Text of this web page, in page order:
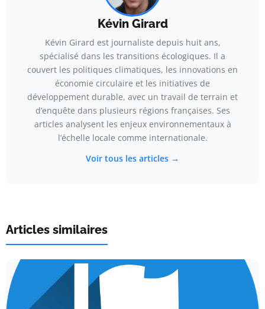
Kévin Girard
Kévin Girard est journaliste depuis huit ans,
spécialisé dans les transitions écologiques. Il a
couvert les politiques climatiques, les innovations en
économie circulaire et les initiatives de
développement durable, avec un travail de terrain et
d’enquête dans plusieurs régions françaises. Ses
articles analysent les enjeux environnementaux à
l’échelle locale comme internationale.
Voir tous les articles →
Articles similaires